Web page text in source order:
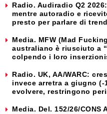
Radio. Audiradio Q2
mentre autoradio e
presto per parlare di trend
Media. MFW (Mad
australiano è riusciuto a
colpendo i loro
Radio. UK, AA/WARC:
invece arretra a giugno (-
evolvere, restringono
Media. Del. 152/26/